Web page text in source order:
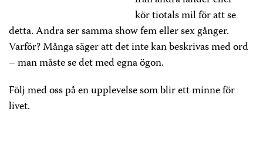
kör tiotals mil för att se
detta. Andra ser samma show fem eller sex gånger.
Varför? Många säger att det inte kan beskrivas med ord
– man måste se det med egna ögon.
Följ med oss på en upplevelse som blir ett minne för
livet.